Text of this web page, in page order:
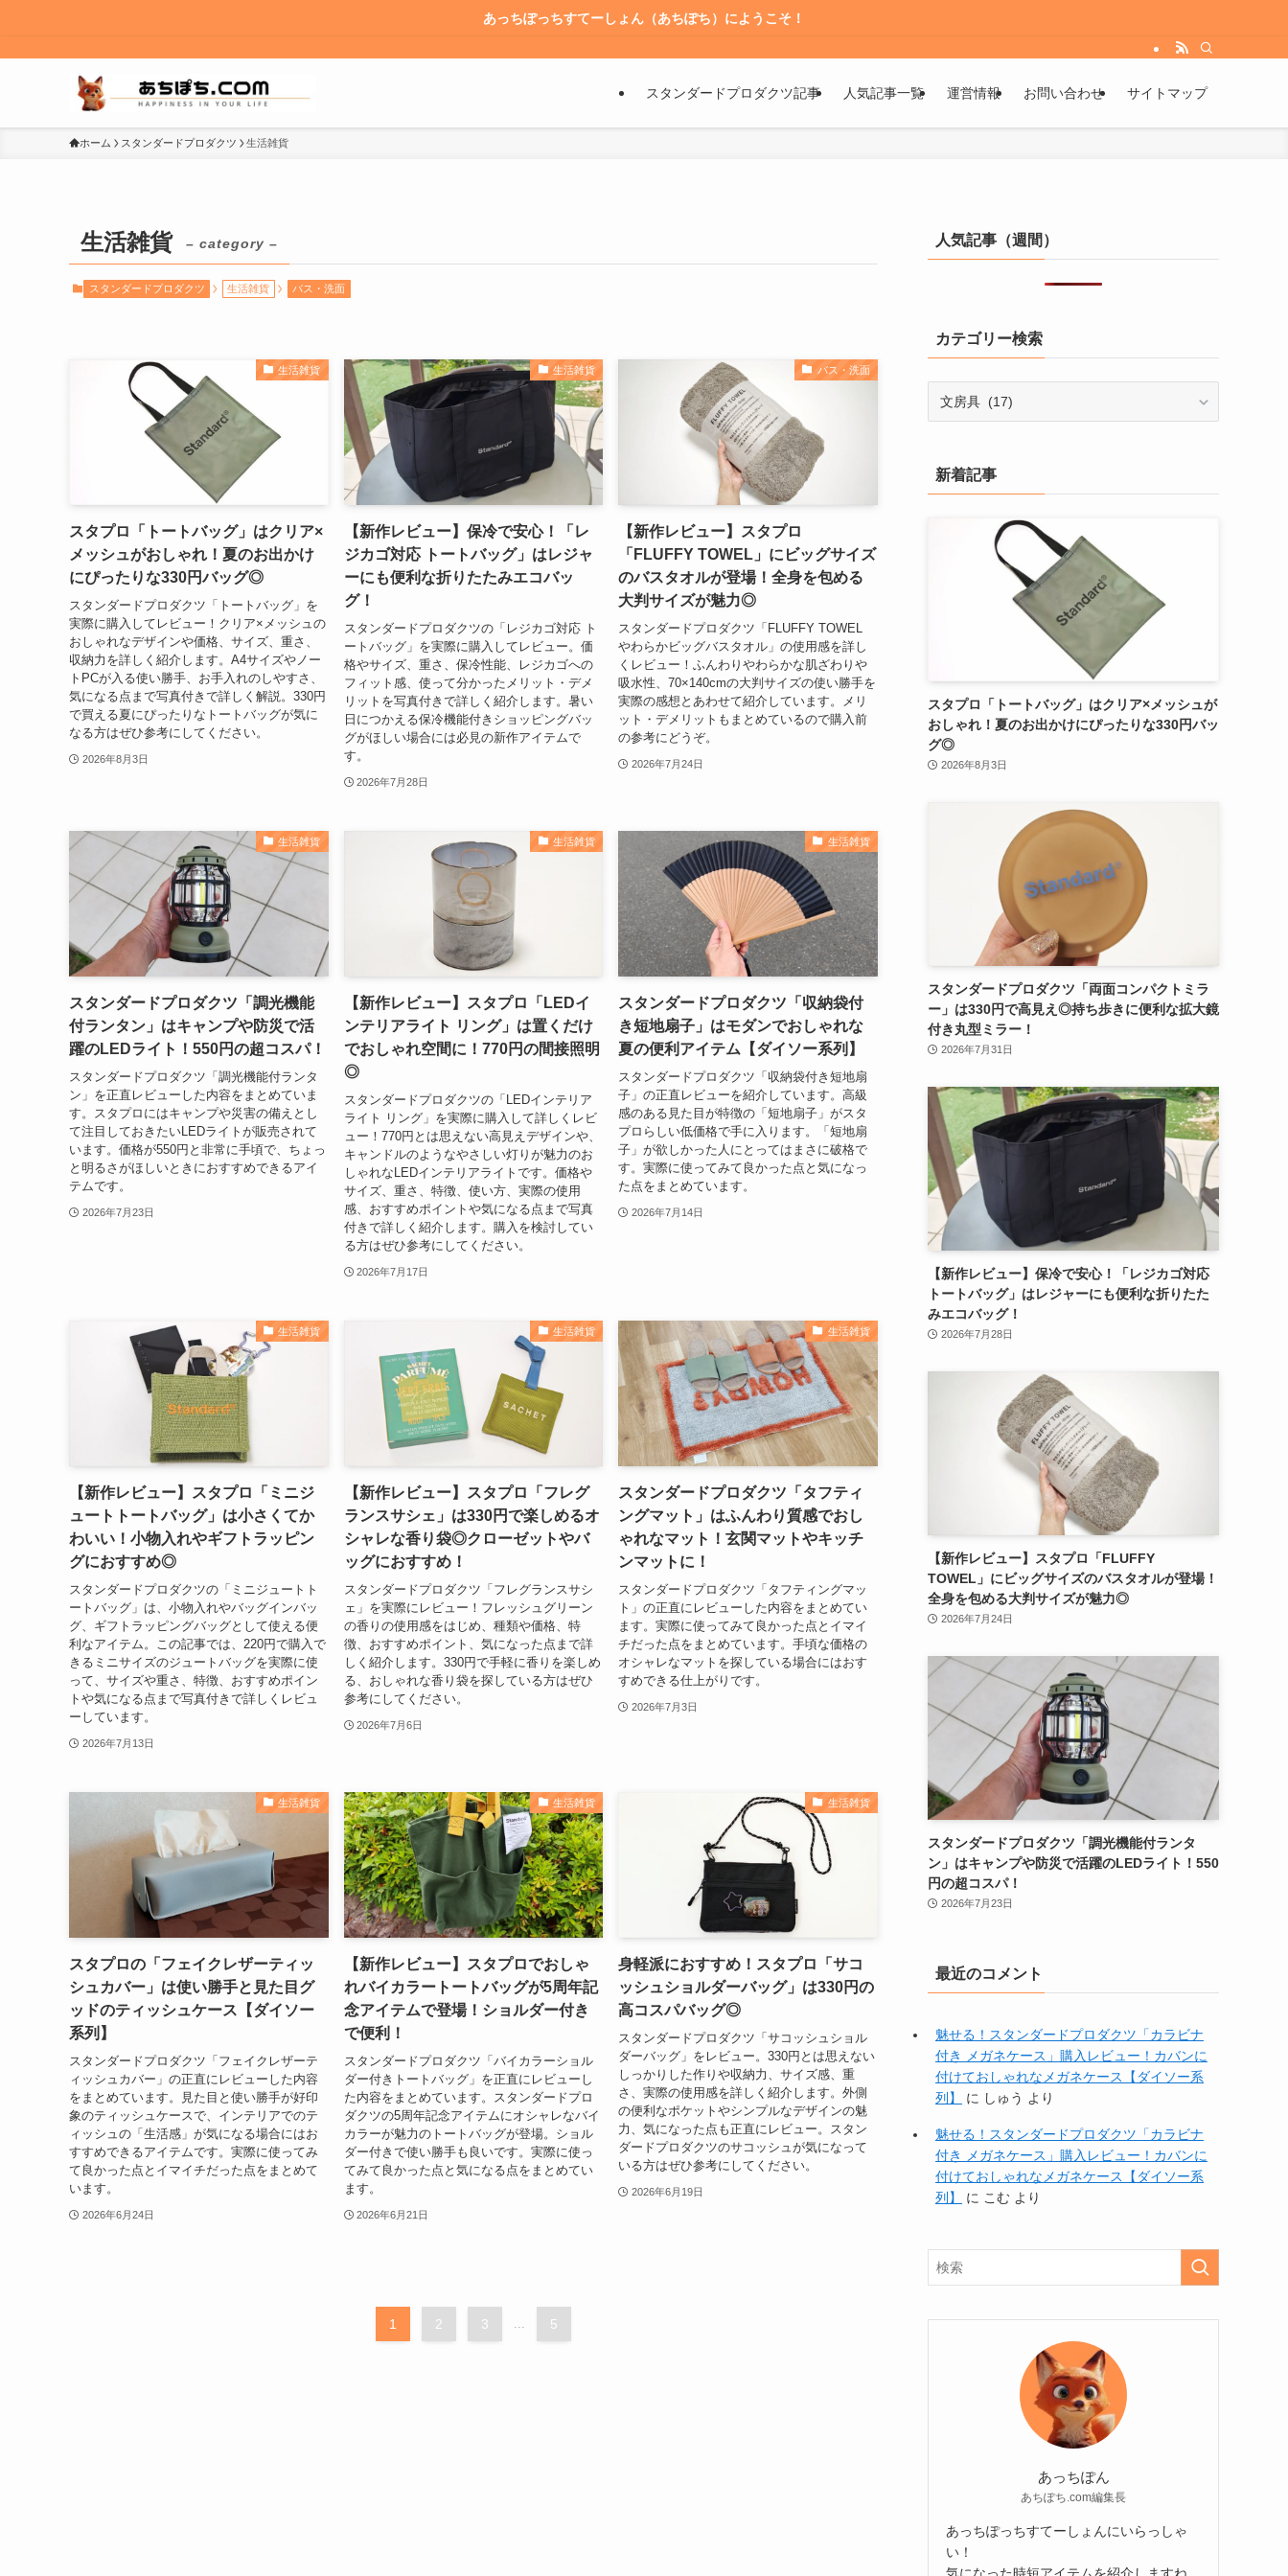
あっちぽっちすてーしょん（あちぽち）にようこそ！
スタンダードプロダクツ記事 人気記事一覧 運営情報 お問い合わせ サイトマップ
ホーム スタンダードプロダクツ 生活雑貨
生活雑貨 – category –
スタンダードプロダクツ 生活雑貨 バス・洗面
生活雑貨
スタプロ「トートバッグ」はクリア×
メッシュがおしゃれ！夏のお出かけ
にぴったりな330円バッグ◎
スタンダードプロダクツ「トートバッグ」を
実際に購入してレビュー！クリア×メッシュの
おしゃれなデザインや価格、サイズ、重さ、
収納力を詳しく紹介します。A4サイズやノー
トPCが入る使い勝手、お手入れのしやすさ、
気になる点まで写真付きで詳しく解説。330円
で買える夏にぴったりなトートバッグが気に
なる方はぜひ参考にしてください。
2026年8月3日
生活雑貨
【新作レビュー】保冷で安心！「レ
ジカゴ対応 トートバッグ」はレジャ
ーにも便利な折りたたみエコバッ
グ！
スタンダードプロダクツの「レジカゴ対応 ト
ートバッグ」を実際に購入してレビュー。価
格やサイズ、重さ、保冷性能、レジカゴへの
フィット感、使って分かったメリット・デメ
リットを写真付きで詳しく紹介します。暑い
日につかえる保冷機能付きショッピングバッ
グがほしい場合には必見の新作アイテムで
す。
2026年7月28日
バス・洗面
【新作レビュー】スタプロ
「FLUFFY TOWEL」にビッグサイズ
のバスタオルが登場！全身を包める
大判サイズが魅力◎
スタンダードプロダクツ「FLUFFY TOWEL
やわらかビッグバスタオル」の使用感を詳し
くレビュー！ふんわりやわらかな肌ざわりや
吸水性、70×140cmの大判サイズの使い勝手を
実際の感想とあわせて紹介しています。メリ
ット・デメリットもまとめているので購入前
の参考にどうぞ。
2026年7月24日
生活雑貨
スタンダードプロダクツ「調光機能
付ランタン」はキャンプや防災で活
躍のLEDライト！550円の超コスパ！
スタンダードプロダクツ「調光機能付ランタ
ン」を正直レビューした内容をまとめていま
す。スタプロにはキャンプや災害の備えとし
て注目しておきたいLEDライトが販売されて
います。価格が550円と非常に手頃で、ちょっ
と明るさがほしいときにおすすめできるアイ
テムです。
2026年7月23日
生活雑貨
【新作レビュー】スタプロ「LEDイ
ンテリアライト リング」は置くだけ
でおしゃれ空間に！770円の間接照明
◎
スタンダードプロダクツの「LEDインテリア
ライト リング」を実際に購入して詳しくレビ
ュー！770円とは思えない高見えデザインや、
キャンドルのようなやさしい灯りが魅力のお
しゃれなLEDインテリアライトです。価格や
サイズ、重さ、特徴、使い方、実際の使用
感、おすすめポイントや気になる点まで写真
付きで詳しく紹介します。購入を検討してい
る方はぜひ参考にしてください。
2026年7月17日
生活雑貨
スタンダードプロダクツ「収納袋付
き短地扇子」はモダンでおしゃれな
夏の便利アイテム【ダイソー系列】
スタンダードプロダクツ「収納袋付き短地扇
子」の正直レビューを紹介しています。高級
感のある見た目が特徴の「短地扇子」がスタ
プロらしい低価格で手に入ります。「短地扇
子」が欲しかった人にとってはまさに破格で
す。実際に使ってみて良かった点と気になっ
た点をまとめています。
2026年7月14日
生活雑貨
【新作レビュー】スタプロ「ミニジ
ュートトートバッグ」は小さくてか
わいい！小物入れやギフトラッピン
グにおすすめ◎
スタンダードプロダクツの「ミニジュートト
ートバッグ」は、小物入れやバッグインバッ
グ、ギフトラッピングバッグとして使える便
利なアイテム。この記事では、220円で購入で
きるミニサイズのジュートバッグを実際に使
って、サイズや重さ、特徴、おすすめポイン
トや気になる点まで写真付きで詳しくレビュ
ーしています。
2026年7月13日
生活雑貨
【新作レビュー】スタプロ「フレグ
ランスサシェ」は330円で楽しめるオ
シャレな香り袋◎クローゼットやバ
ッグにおすすめ！
スタンダードプロダクツ「フレグランスサシ
ェ」を実際にレビュー！フレッシュグリーン
の香りの使用感をはじめ、種類や価格、特
徴、おすすめポイント、気になった点まで詳
しく紹介します。330円で手軽に香りを楽しめ
る、おしゃれな香り袋を探している方はぜひ
参考にしてください。
2026年7月6日
生活雑貨
スタンダードプロダクツ「タフティ
ングマット」はふんわり質感でおし
ゃれなマット！玄関マットやキッチ
ンマットに！
スタンダードプロダクツ「タフティングマッ
ト」の正直にレビューした内容をまとめてい
ます。実際に使ってみて良かった点とイマイ
チだった点をまとめています。手頃な価格の
オシャレなマットを探している場合にはおす
すめできる仕上がりです。
2026年7月3日
生活雑貨
スタプロの「フェイクレザーティッ
シュカバー」は使い勝手と見た目グ
ッドのティッシュケース【ダイソー
系列】
スタンダードプロダクツ「フェイクレザーテ
ィッシュカバー」の正直にレビューした内容
をまとめています。見た目と使い勝手が好印
象のティッシュケースで、インテリアでのテ
ィッシュの「生活感」が気になる場合にはお
すすめできるアイテムです。実際に使ってみ
て良かった点とイマイチだった点をまとめて
います。
2026年6月24日
生活雑貨
【新作レビュー】スタプロでおしゃ
れバイカラートートバッグが5周年記
念アイテムで登場！ショルダー付き
で便利！
スタンダードプロダクツ「バイカラーショル
ダー付きトートバッグ」を正直にレビューし
た内容をまとめています。スタンダードプロ
ダクツの5周年記念アイテムにオシャレなバイ
カラーが魅力のトートバッグが登場。ショル
ダー付きで使い勝手も良いです。実際に使っ
てみて良かった点と気になる点をまとめてい
ます。
2026年6月21日
生活雑貨
身軽派におすすめ！スタプロ「サコ
ッシュショルダーバッグ」は330円の
高コスパバッグ◎
スタンダードプロダクツ「サコッシュショル
ダーバッグ」をレビュー。330円とは思えない
しっかりした作りや収納力、サイズ感、重
さ、実際の使用感を詳しく紹介します。外側
の便利なポケットやシンプルなデザインの魅
力、気になった点も正直にレビュー。スタン
ダードプロダクツのサコッシュが気になって
いる方はぜひ参考にしてください。
2026年6月19日
1 2 3 5
人気記事（週間）
カテゴリー検索
ー
検
新着記事
スタプロ「トートバッグ」はクリア×メッシュが
おしゃれ！夏のお出かけにぴったりな330円バッ
グ◎
2026年8月3日
スタンダードプロダクツ「両面コンパクトミラ
ー」は330円で高見え◎持ち歩きに便利な拡大鏡
付き丸型ミラー！
2026年7月31日
【新作レビュー】保冷で安心！「レジカゴ対応
トートバッグ」はレジャーにも便利な折りたた
みエコバッグ！
2026年7月28日
【新作レビュー】スタプロ「FLUFFY
TOWEL」にビッグサイズのバスタオルが登場！
全身を包める大判サイズが魅力◎
2026年7月24日
スタンダードプロダクツ「調光機能付ランタ
ン」はキャンプや防災で活躍のLEDライト！550
円の超コスパ！
2026年7月23日
最近のコメント
魅せる！スタンダードプロダクツ「カラビナ
付き メガネケース」購入レビュー！カバンに
付けておしゃれなメガネケース【ダイソー系
列】
に しゅう より
魅せる！スタンダードプロダクツ「カラビナ
付き メガネケース」購入レビュー！カバンに
付けておしゃれなメガネケース【ダイソー系
列】
に こむ より
あっちぽん
あちぽち.com編集長
あっちぽっちすてーしょんにいらっしゃ
い！
気になった時短アイテムを紹介しますね